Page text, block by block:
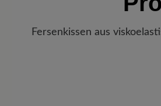
Fersenkissen aus